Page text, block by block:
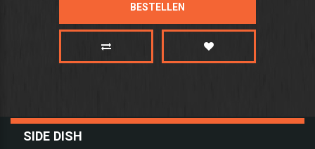
BESTELLEN
SIDE DISH